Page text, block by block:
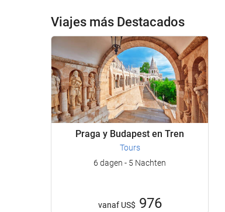
Viajes más Destacados
Praga y Budapest en Tren
Tours
6 dagen - 5 Nachten
vanaf US$ 976